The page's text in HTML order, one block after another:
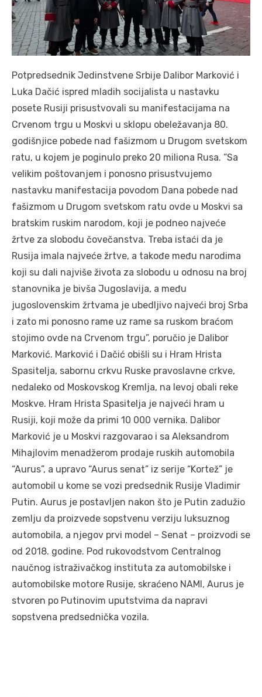
Potpredsednik Jedinstvene Srbije Dalibor Marković i
Luka Dačić ispred mladih socijalista u nastavku
posete Rusiji prisustvovali su manifestacijama na
Crvenom trgu u Moskvi u sklopu obeležavanja 80.
godišnjice pobede nad fašizmom u Drugom svetskom
ratu, u kojem je poginulo preko 20 miliona Rusa. “Sa
velikim poštovanjem i ponosno prisustvujemo
nastavku manifestacija povodom Dana pobede nad
fašizmom u Drugom svetskom ratu ovde u Moskvi sa
bratskim ruskim narodom, koji je podneo najveće
žrtve za slobodu čovečanstva. Treba istaći da je
Rusija imala najveće žrtve, a takođe među narodima
koji su dali najviše života za slobodu u odnosu na broj
stanovnika je bivša Jugoslavija, a među
jugoslovenskim žrtvama je ubedljivo najveći broj Srba
i zato mi ponosno rame uz rame sa ruskom braćom
stojimo ovde na Crvenom trgu”, poručio je Dalibor
Marković. Marković i Dačić obišli su i Hram Hrista
Spasitelja, sabornu crkvu Ruske pravoslavne crkve,
nedaleko od Moskovskog Kremlja, na levoj obali reke
Moskve. Hram Hrista Spasitelja je najveći hram u
Rusiji, koji može da primi 10 000 vernika. Dalibor
Marković je u Moskvi razgovarao i sa Aleksandrom
Mihajlovim menadžerom prodaje ruskih automobila
“Aurus”, a upravo “Aurus senat” iz serije “Kortež” je
automobil u kome se vozi predsednik Rusije Vladimir
Putin. Aurus je postavljen nakon što je Putin zadužio
zemlju da proizvede sopstvenu verziju luksuznog
automobila, a njegov prvi model – Senat – proizvodi se
od 2018. godine. Pod rukovodstvom Centralnog
naučnog istraživačkog instituta za automobilske i
automobilske motore Rusije, skraćeno NAMI, Aurus je
stvoren po Putinovim uputstvima da napravi
sopstvena predsednička vozila.